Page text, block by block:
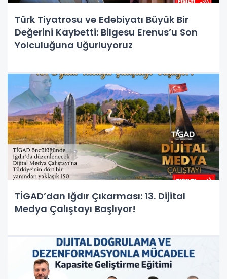
Türk Tiyatrosu ve Edebiyatı Büyük Bir
Değerini Kaybetti: Bilgesu Erenus’u Son
Yolculuğuna Uğurluyoruz
TİGAD’dan Iğdır Çıkarması: 13. Dijital
Medya Çalıştayı Başlıyor!